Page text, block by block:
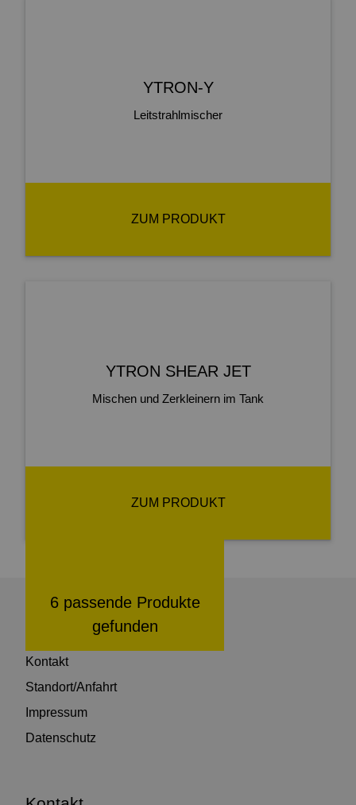
YTRON-Y
Leitstrahlmischer
ZUM PRODUKT
YTRON SHEAR JET
Mischen und Zerkleinern im Tank
ZUM PRODUKT
6 passende Produkte
gefunden
Wichtige Seiten
Kontakt
Standort/Anfahrt
Impressum
Datenschutz